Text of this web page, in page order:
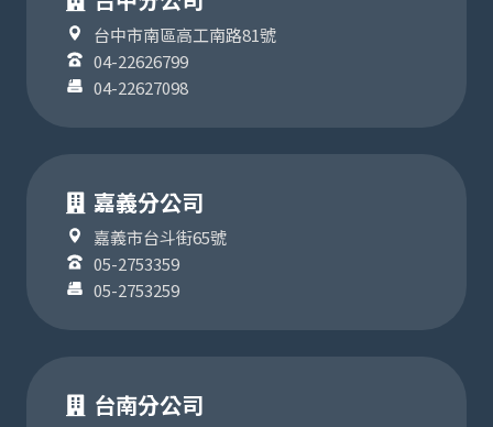
台中市南區高工南路81號
04-22626799
04-22627098
嘉義分公司
嘉義市台斗街65號
05-2753359
05-2753259
台南分公司